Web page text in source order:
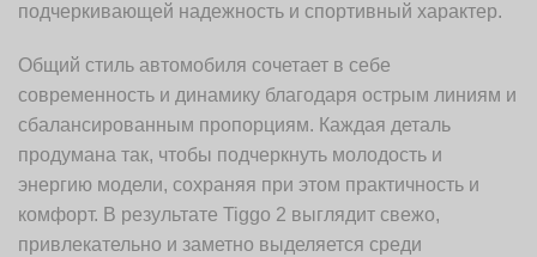
подчеркивающей надежность и спортивный характер.
Общий стиль автомобиля сочетает в себе
современность и динамику благодаря острым линиям и
сбалансированным пропорциям. Каждая деталь
продумана так, чтобы подчеркнуть молодость и
энергию модели, сохраняя при этом практичность и
комфорт. В результате Tiggo 2 выглядит свежо,
привлекательно и заметно выделяется среди